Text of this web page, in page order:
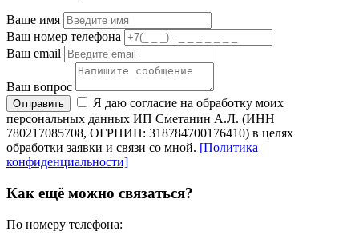
Ваше имя
Ваш номер телефона
Ваш email
Ваш вопрос
Отправить
Я даю согласие на обработку моих
персональных данных ИП Сметанин А.Л. (ИНН
780217085708, ОГРНИП: 318784700176410) в целях
обработки заявки и связи со мной. [Политика
конфиденциальности]
Как ещё можно связаться?
По номеру телефона: